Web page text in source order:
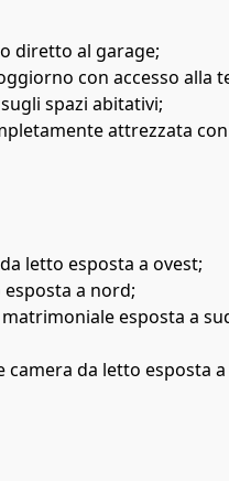
diretto al garage;
con accesso alla
spazi abitativi;
attrezzata
letto esposta a ovest;
a nord;
esposta a
camera da letto esposta